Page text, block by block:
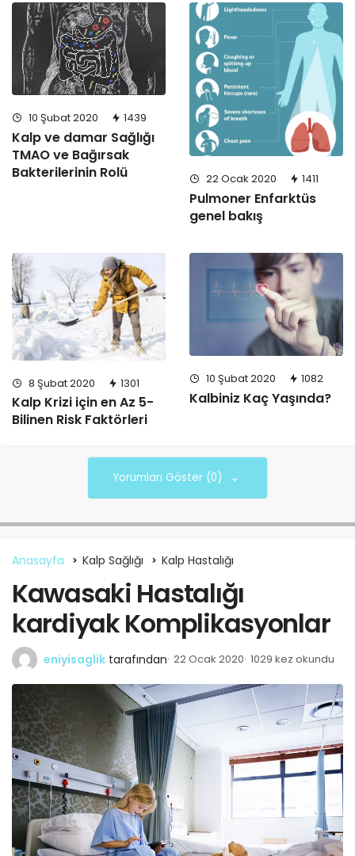
10 Şubat 2020 1439
Kalp ve damar Sağlığı
TMAO ve Bağırsak
Bakterilerinin Rolü
22 Ocak 2020 1411
Pulmoner Enfarktüs
genel bakış
8 Şubat 2020 1301
Kalp Krizi için en Az 5-
Bilinen Risk Faktörleri
10 Şubat 2020 1082
Kalbiniz Kaç Yaşında?
Yorumları Göster (0)
Anasayfa Kalp Sağlığı Kalp Hastalığı
Kawasaki Hastalığı
kardiyak Komplikasyonlar
eniyisaglik tarafından 22 Ocak 2020 1029 kez okundu